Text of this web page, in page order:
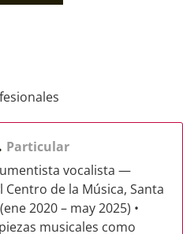
Particular
vocalista —
Centro de la Música, Santa
2020 – may 2025) •
musicales como